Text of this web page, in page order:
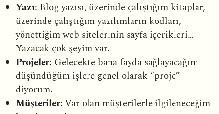
Yazı: Blog yazısı, üzerinde çalıştığım kitaplar,
üzerinde çalıştığım yazılımların kodları,
yönettiğim web sitelerinin sayfa içerikleri…
Yazacak çok şeyim var.
Projeler: Gelecekte bana fayda sağlayacağını
düşündüğüm işlere genel olarak “proje”
diyorum.
Müşteriler: Var olan müşterilerle ilgileneceğim